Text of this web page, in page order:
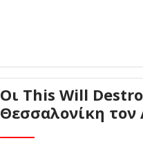
Οι This Will
Θεσσαλονίκη τον